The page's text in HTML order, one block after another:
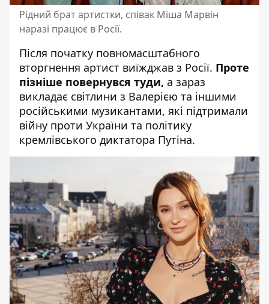
Рідний брат артистки, співак Міша Марвін
наразі працює в Росії.
Після початку повномасштабного
вторгнення артист виїжджав з Росії. Проте
пізніше повернувся туди, а зараз
викладає світлини з Валерією та іншими
російськими музикантами, які підтримали
війну проти України та політику
кремлівського диктатора Путіна.